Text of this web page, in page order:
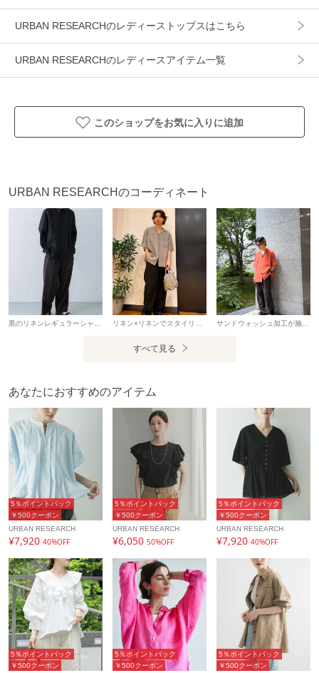
ご了承ください。
※商品の色味の目安は、商品単体の画像をご参照ください。
▼お気に入り登録のおすすめ▼
お気に入り登録された商品は、マイページにて現在の価格情
お買い物リストの管理にぜひご利用ください。
伸縮性 : なし
裏地 : なし
光沢 : なし
ポケット : あり
アイテム情報
配送料
送料無料
カテゴリ トップス シャツ・ブラウス
素材 再生繊維(セルロース)60% 麻40%
製造国 詳細は下記よりお問い合わせください
ギフト
URBAN RESEARCHのレディーストップスはこちら
URBAN RESEARCHのレディースアイテム一覧
このショップをお気に入りに追加
URBAN RESEARCHのコーディネート
すべて見る
あなたにおすすめのアイテム
￥500クーポン
5％ポイントバック
URBAN RESEARCH
¥7,920 40%OFF
￥500クーポン
5％ポイントバック
URBAN RESEARCH
¥6,050 50%OFF
￥500クーポン
5％ポイントバック
URBAN RESEARCH
¥7,920 40%OFF
￥500クーポン
5％ポイントバック
￥500クーポン
5％ポイントバック
￥500クーポン
5％ポイントバック